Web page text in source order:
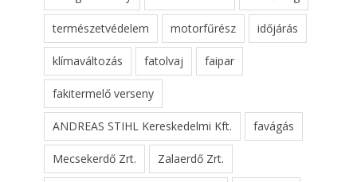
természetvédelem motorfűrész időjárás
klímaváltozás fatolvaj faipar
fakitermelő verseny
ANDREAS STIHL Kereskedelmi Kft. favágás
Mecsekerdő Zrt. Zalaerdő Zrt.